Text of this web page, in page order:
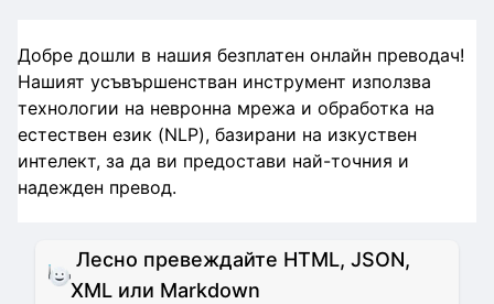
Добре дошли в нашия безплатен онлайн преводач!
Нашият усъвършенстван инструмент използва
технологии на невронна мрежа и обработка на
естествен език (NLP), базирани на изкуствен
интелект, за да ви предостави най-точния и
надежден превод.
Лесно превеждайте HTML, JSON,
XML или Markdown